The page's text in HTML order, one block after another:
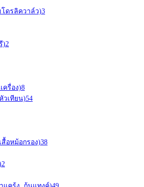
โดรลิควาล์ว)3
)2
ครื่อง)8
วเทียน)54
สื้อหม้อกรอง)38
2